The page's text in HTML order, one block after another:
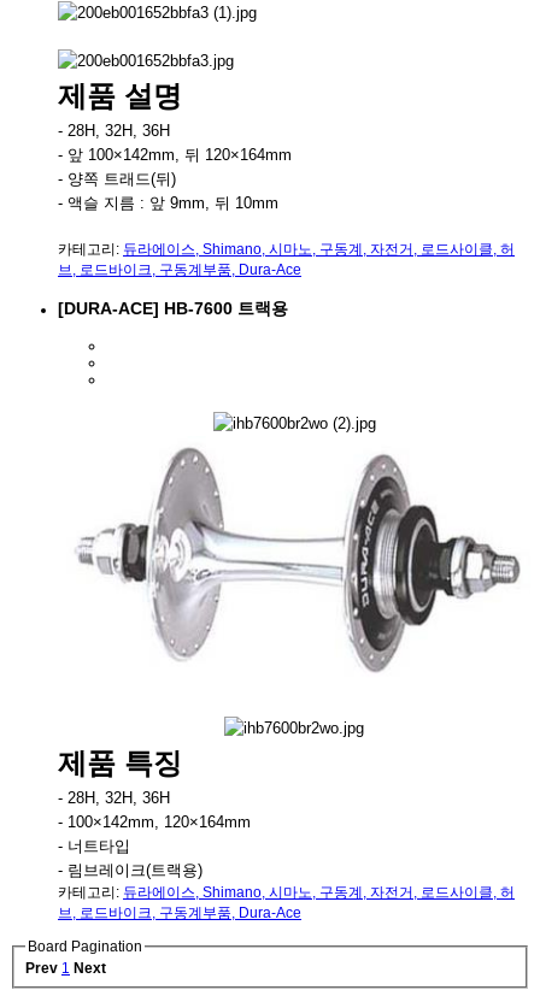
제품 설명
- 28H, 32H, 36H
- 앞 100×142mm, 뒤 120×164mm
- 양쪽 트래드(뒤)
- 액슬 지름 : 앞 9mm, 뒤 10mm
카테고리: 듀라에이스, Shimano, 시마노, 구동계, 자전거, 로드사이클, 허
브, 로드바이크, 구동계부품, Dura-Ace
[DURA-ACE] HB-7600 트랙용
제품 특징
- 28H, 32H, 36H
- 100×142mm, 120×164mm
- 너트타입
- 림브레이크(트랙용)
카테고리: 듀라에이스, Shimano, 시마노, 구동계 , 자전거 , 로드사이클, 허
브, 로드바이크, 구동계부품, Dura-Ace
Board Pagination
Prev 1 Next